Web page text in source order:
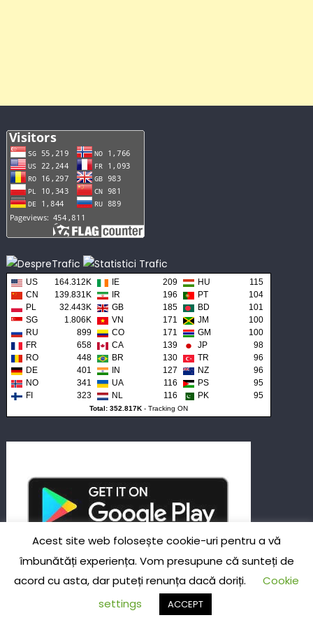
US 164.312K IE 209 HU
115
CN
139.831K IR 196 PT
104
PL
32.443K GB 185 BD
101
SG
1.806K VN 171 JM
100
RU
899 CO 171 GM
100
FR
658 CA 139 JP
98
RO
448 BR 130 TR
96
DE
401 IN 127 NZ
96
NO
341 UA 116 PS
95
FI
323 NL 116 PK 95
Total: 352.817K- Tracking ON
Despre dreptul nostru de a prelua informații şi
Acest site web folosește cookie-uri pentru a vă
îmbunătăți experiența. Vom presupune că sunteți de
acord cu asta, dar puteți renunța dacă doriți.
Cookie
settings
ACCEPT